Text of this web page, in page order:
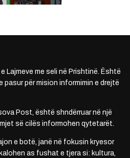
Lajmeve me seli në Prishtinë. Është
pasur për mision informimin e drejtë
Post, është shndërruar në një
së cilës informohen qytetarët.
e botë, janë në fokusin kryesor
as fushat e tjera si: kultura,